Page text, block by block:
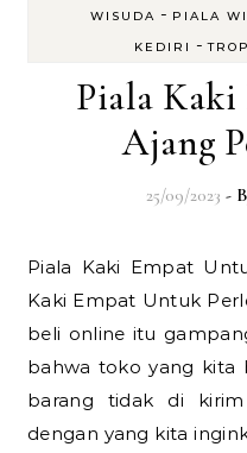
WISUDA - PIALA
KEDIRI
-
Piala
Ajang
25/09/2023 -
Piala Kaki Empat Untuk Ajang Perlombaan Piala
Kaki Empat Untuk
beli online itu
bahwa toko yang kita
barang tidak di
dengan yang kita